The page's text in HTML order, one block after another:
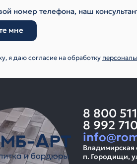
номер телефона, наш
мне
я даю согласие на обработку
8 800
8 992
Владимирская
п. Городищи,